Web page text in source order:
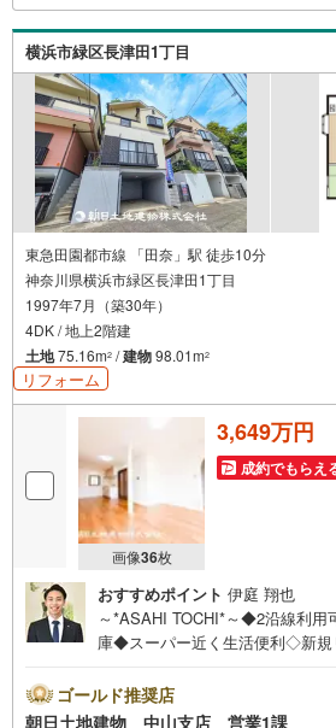
と異なる場合があります。ーー
ーーーーーーーーーーー
横浜市緑区長津田1丁目
東急田園都市線 「田奈」駅 徒歩10分
神奈川県横浜市緑区長津田1丁目
1997年7月（築30年）
4DK / 地上2階建
土地75.16m2 /建物98.01m2
リフォーム
画像36枚
3,649万円
成約でもらえ
おすすめポイント 伊庭 翔也
～*ASAHI TOCHI*～◆2沿線利
庫◆スーパー近く生活便利◇新
ぎ * * * *おかげさまで40周年を迎
成約件数6万件達成!!☆当日のご
ゴールド推奨店
朝日土地建物 中山支店 営業1課